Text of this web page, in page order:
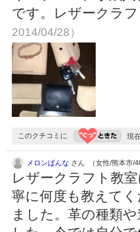
です。レザークラ
2014/04/28）
このクチコミに 現
メロンぱんな さん （女性/熊本市/
レザークラフト教
寧に何度も教えて
ました。革の種類